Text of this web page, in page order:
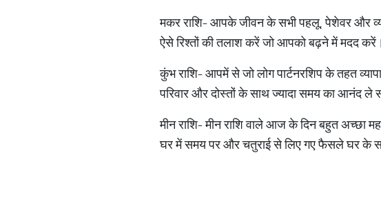
मकर राशि- आपके जीवन के सभी पहलू, पेशेवर और
ऐसे रिश्तों की तलाश करें जो आपको बढ़ने में मदद
कुंभ राशि- आपमें से जो लोग पार्टनरशिप के तहत
परिवार और दोस्तों के साथ ज्यादा समय का आनंद
मीन राशि- मीन राशि वाले आज के दिन बहुत
घर में समय पर और चतुराई से लिए गए फैसले घर के